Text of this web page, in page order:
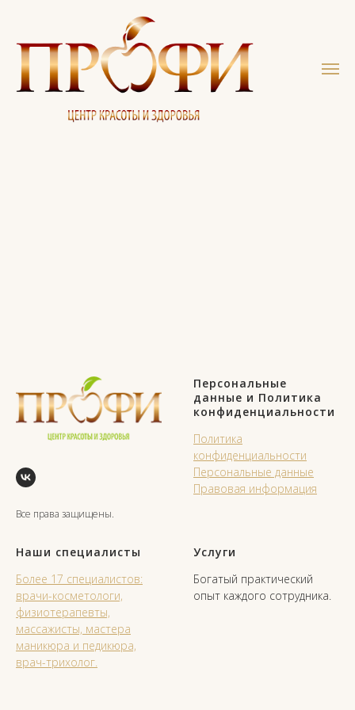
Все права защищены.
Персональные
данные и Политика
конфиденциальности
Политика
конфиденциальности
Персональные данные
Правовая информация
Наши специалисты
Более 17 специалистов:
врачи-косметологи,
физиотерапевты,
массажисты, мастера
маникюра и педикюра,
врач-трихолог.
Услуги
Богатый практический
опыт каждого сотрудника.